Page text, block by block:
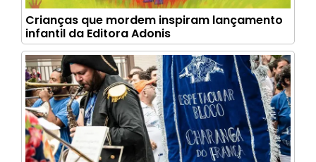
Crianças que mordem inspiram lançamento
infantil da Editora Adonis